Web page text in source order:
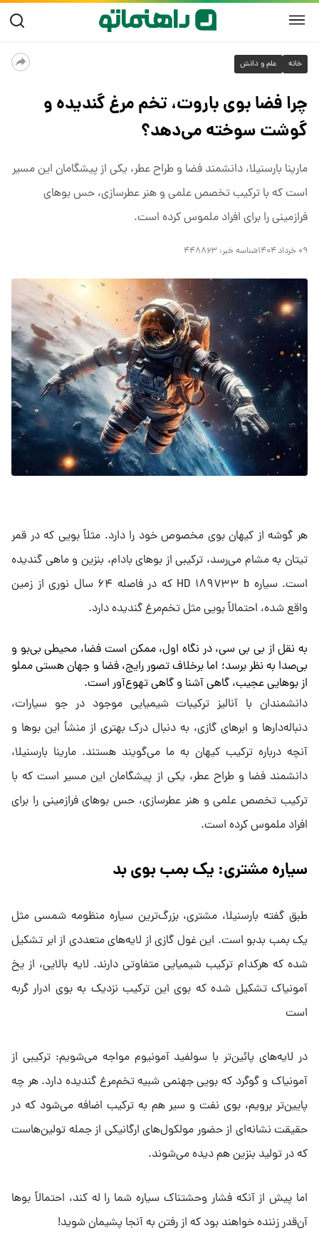
خانه علم و دانش
چرا فضا بوی باروت، تخم مرغ گندیده و
گوشت سوخته می‌دهد؟
مارینا بارسنیلا، دانشمند فضا و طراح عطر، یکی از پیشگامان این مسیر
است که با ترکیب تخصص علمی و هنر عطرسازی، حس بوهای
فرازمینی را برای افراد ملموس کرده است.
۰۹ خرداد ۱۴۰۴ شناسه خبر: ۴۴۸۸۶۳
هر گوشه از کیهان بوی مخصوص خود را دارد. مثلاً بویی که در قمر
تیتان به مشام می‌رسد، ترکیبی از بوهای بادام، بنزین و ماهی گندیده
است. سیاره HD ۱۸۹۷۳۳ b که در فاصله ۶۴ سال نوری از زمین
واقع شده، احتمالاً بویی مثل تخم‌مرغ گندیده دارد.
به نقل از بی بی سی، در نگاه اول، ممکن است فضا، محیطی بی‌بو و
بی‌صدا به نظر برسد؛ اما برخلاف تصور رایج، فضا و جهان هستی مملو
از بوهایی عجیب، گاهی آشنا و گاهی تهوع‌آور است.
دانشمندان با آنالیز ترکیبات شیمیایی موجود در جو سیارات،
دنباله‌دارها و ابرهای گازی، به دنبال درک بهتری از منشأ این بوها و
آنچه درباره ترکیب کیهان به ما می‌گویند هستند. مارینا بارسنیلا،
دانشمند فضا و طراح عطر، یکی از پیشگامان این مسیر است که با
ترکیب تخصص علمی و هنر عطرسازی، حس بوهای فرازمینی را برای
افراد ملموس کرده است.
سیاره مشتری: یک بمب بوی بد
طبق گفته بارسنیلا، مشتری، بزرگ‌ترین سیاره منظومه شمسی مثل
یک بمب بدبو است. این غول گازی از لایه‌های متعددی از ابر تشکیل
شده که هرکدام ترکیب شیمیایی متفاوتی دارند. لایه بالایی، از یخ
آمونیاک تشکیل شده که بوی این ترکیب نزدیک به بوی ادرار گربه
است
در لایه‌های پائین‌تر با سولفید آمونیوم مواجه می‌شویم: ترکیبی از
آمونیاک و گوگرد که بویی جهنمی شبیه تخم‌مرغ گندیده دارد. هر چه
پایین‌تر برویم، بوی نفت و سیر هم به ترکیب اضافه می‌شود که در
حقیقت نشانه‌ای از حضور مولکول‌های ارگانیکی از جمله تولین‌هاست
که در تولید بنزین هم دیده می‌شوند.
اما پیش از آنکه فشار وحشتناک سیاره شما را له کند، احتمالاً بوها
آن‌قدر زننده خواهند بود که از رفتن به آنجا پشیمان شوید!